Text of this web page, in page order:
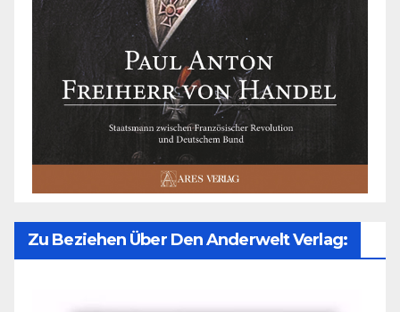
Zu Beziehen Über Den Anderwelt Verlag: